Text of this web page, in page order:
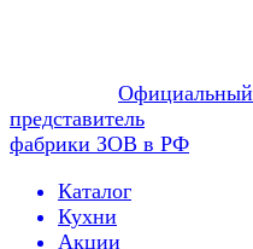
Официальный
представитель
фабрики ЗОВ в РФ
Каталог
Кухни
Акции